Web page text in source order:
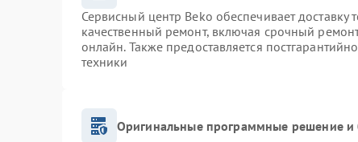
Сервисный центр Beko обеспечивает
качественный ремонт, включая срочный
онлайн. Также предоставляется
техники
Оригинальные программные решение и